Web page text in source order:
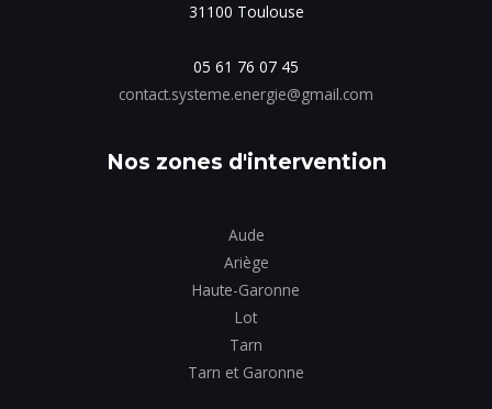
31100 Toulouse
05 61 76 07 45
contact.systeme.energie@gmail.com
Nos zones d'intervention
Aude
Ariège
Haute-Garonne
Lot
Tarn
Tarn et Garonne